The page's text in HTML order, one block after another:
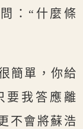
：“什麼條
簡單，你給
要我答應離
不會將蘇浩